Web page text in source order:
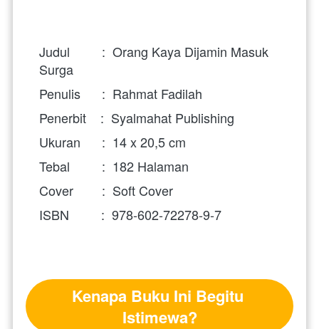
Judul         : Orang Kaya Dijamin Masuk
Surga
Penulis      :  Rahmat Fadilah
Penerbit    : Syalmahat Publishing
Ukuran      :  14 x 20,5 cm
Tebal         : 182 Halaman
Cover        :  Soft Cover
ISBN         : 978-602-72278-9-7
Kenapa Buku Ini Begitu
Istimewa?